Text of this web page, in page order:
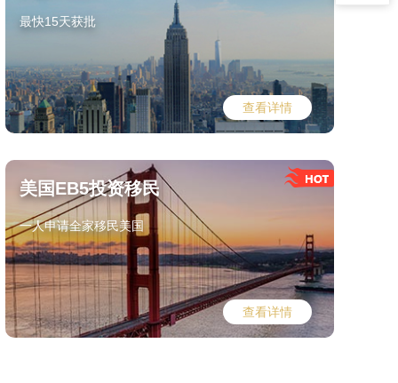
最快15天获批
查看详情
美国EB5投资移民
一人申请全家移民美国
查看详情